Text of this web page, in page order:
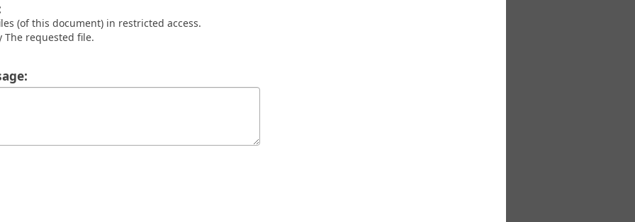
(of this document) in restricted access.
The requested file.